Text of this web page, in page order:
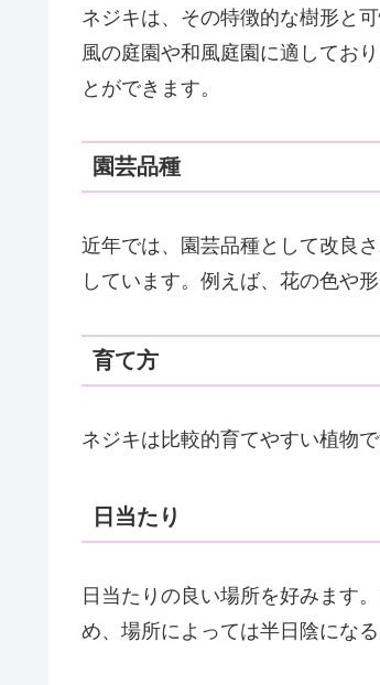
ネジキは、その特徴的な樹形と
風の庭園や和風庭園に適してお
とができます。
園芸品種
近年では、園芸品種として改良
しています。例えば、花の色や
育て方
ネジキは比較的育てやすい植物
日当たり
日当たりの良い場所を好みます
め、場所によっては半日陰にな